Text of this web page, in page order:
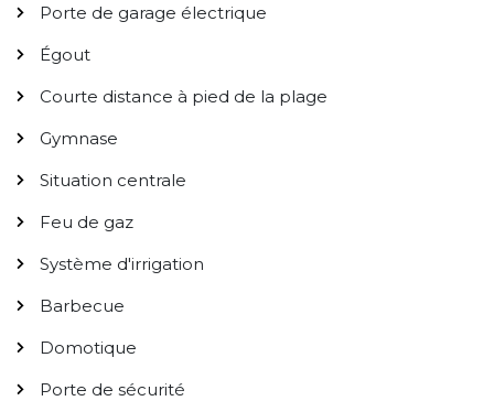
Porte de garage électrique
Égout
Courte distance à pied de la plage
Gymnase
Situation centrale
Feu de gaz
Système d'irrigation
Barbecue
Domotique
Porte de sécurité